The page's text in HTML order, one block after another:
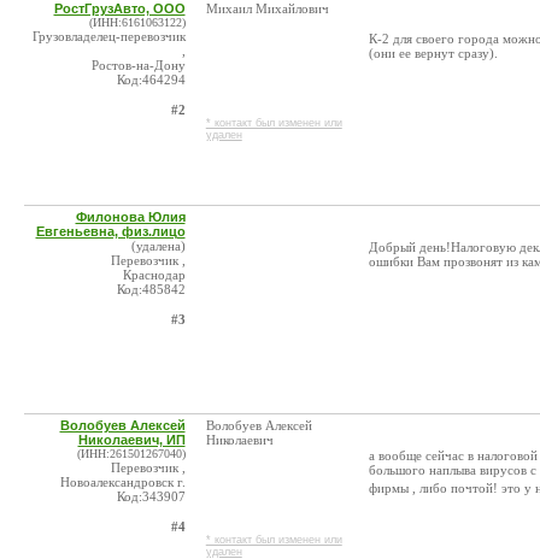
РостГрузАвто, ООО
(ИНН:6161063122)
Грузовладелец-перевозчик
Ростов-на-Дону
Код:464294
#2
Михаил Михайлович
* контакт был изменен или
удален
К-2 для своего города
(они ее вернут сразу).
Филонова Юлия
Евгеньевна, физ.лицо
(удалена)
Перевозчик ,
Краснодар
Код:485842
#3
Добрый день!Налоговую
ошибки Вам прозвонят из
Волобуев Алексей
Николаевич, ИП
(ИНН:261501267040)
Перевозчик ,
Новоалександровск г.
Код:343907
#4
Волобуев Алексей
Николаевич
* контакт был изменен или
удален
а вообще сейчас в
большого наплыва вирусов
фирмы , либо почтой! это у